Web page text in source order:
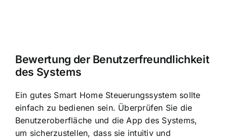
Bewertung der Benutzerfreundlichkeit
des Systems
Ein gutes Smart Home Steuerungssystem sollte
einfach zu bedienen sein. Überprüfen Sie die
Benutzeroberfläche und die App des Systems,
um sicherzustellen, dass sie intuitiv und